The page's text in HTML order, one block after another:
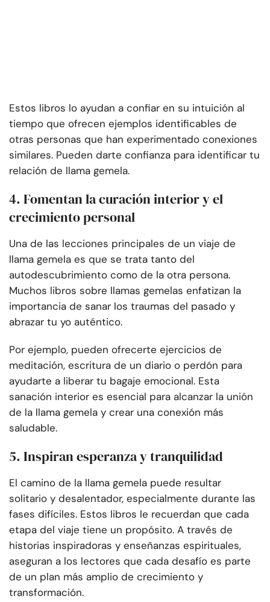
Estos libros lo ayudan a confiar en su intuición al
tiempo que ofrecen ejemplos identificables de
otras personas que han experimentado conexiones
similares. Pueden darte confianza para identificar tu
relación de llama gemela.
4. Fomentan la curación interior y el
crecimiento personal
Una de las lecciones principales de un viaje de
llama gemela es que se trata tanto del
autodescubrimiento como de la otra persona.
Muchos libros sobre llamas gemelas enfatizan la
importancia de sanar los traumas del pasado y
abrazar tu yo auténtico.
Por ejemplo, pueden ofrecerte ejercicios de
meditación, escritura de un diario o perdón para
ayudarte a liberar tu bagaje emocional. Esta
sanación interior es esencial para alcanzar la unión
de la llama gemela y crear una conexión más
saludable.
5. Inspiran esperanza y tranquilidad
El camino de la llama gemela puede resultar
solitario y desalentador, especialmente durante las
fases difíciles. Estos libros le recuerdan que cada
etapa del viaje tiene un propósito. A través de
historias inspiradoras y enseñanzas espirituales,
aseguran a los lectores que cada desafío es parte
de un plan más amplio de crecimiento y
transformación.